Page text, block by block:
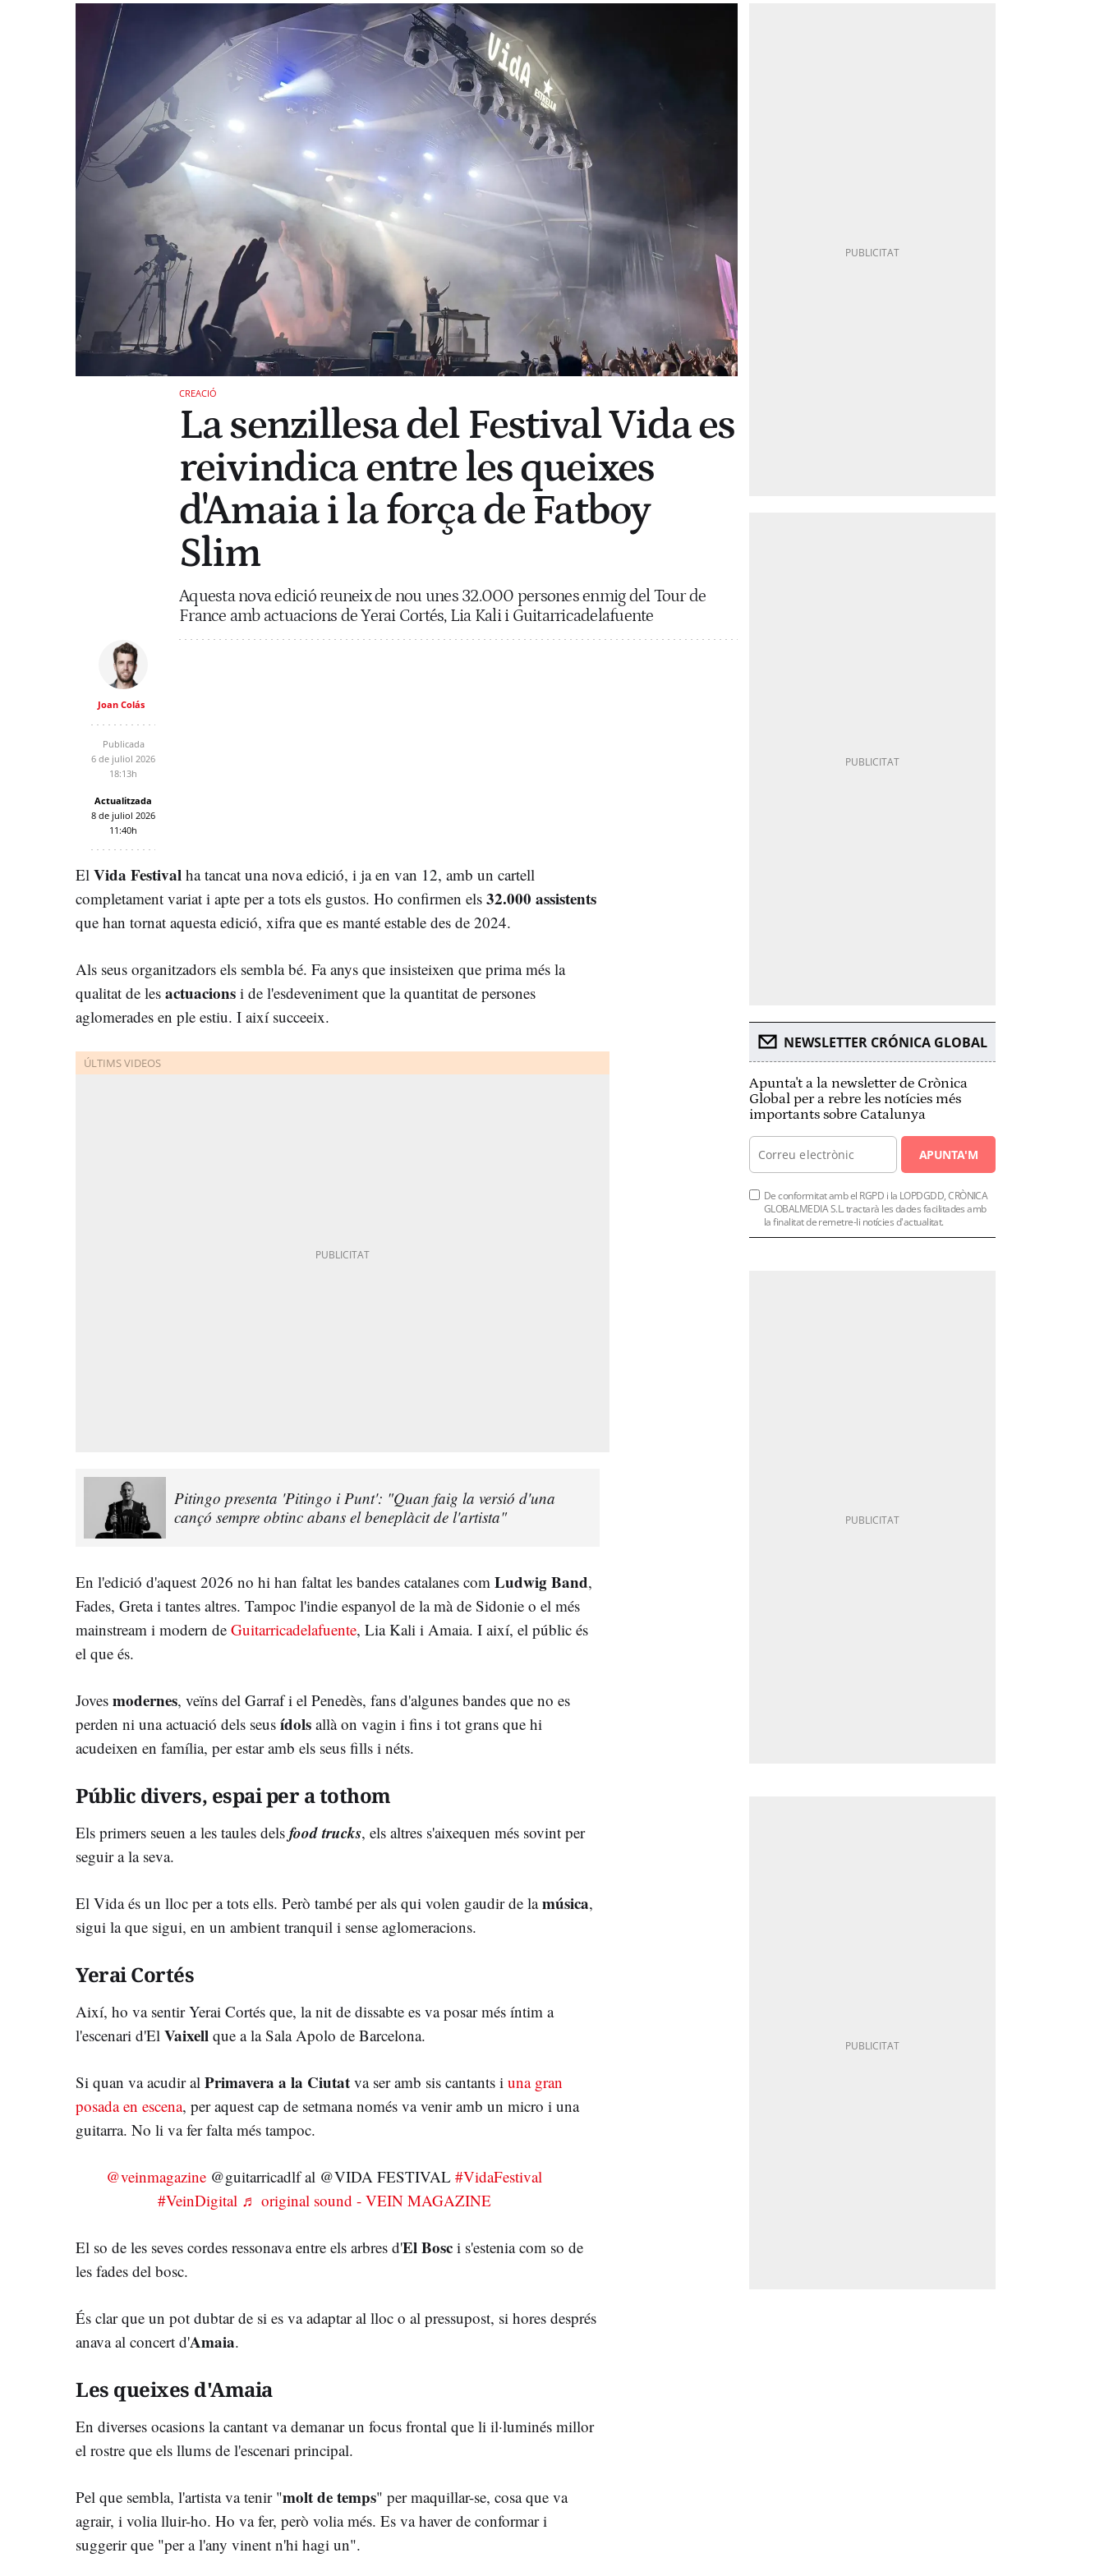
CREACIÓ
La senzillesa del Festival Vida es
reivindica entre les queixes
d'Amaia i la força de Fatboy
Slim
Aquesta nova edició reuneix de nou unes 32.000 persones enmig del Tour de
France amb actuacions de Yerai Cortés, Lia Kali i Guitarricadelafuente
Joan Colás
Publicada
6 de juliol 2026
18:13h
Actualitzada
8 de juliol 2026
11:40h
El Vida Festival ha tancat una nova edició, i ja en van 12, amb un cartell
completament variat i apte per a tots els gustos. Ho confirmen els 32.000 assistents
que han tornat aquesta edició, xifra que es manté estable des de 2024.
Als seus organitzadors els sembla bé. Fa anys que insisteixen que prima més la
qualitat de les actuacions i de l'esdeveniment que la quantitat de persones
aglomerades en ple estiu. I així succeeix.
Pitingo presenta 'Pitingo i Punt': "Quan faig la versió d'una
cançó sempre obtinc abans el beneplàcit de l'artista"
En l'edició d'aquest 2026 no hi han faltat les bandes catalanes com Ludwig Band,
Fades, Greta i tantes altres. Tampoc l'indie espanyol de la mà de Sidonie o el més
mainstream i modern de Guitarricadelafuente, Lia Kali i Amaia. I així, el públic és
el que és.
Joves modernes, veïns del Garraf i el Penedès, fans d'algunes bandes que no es
perden ni una actuació dels seus ídols allà on vagin i fins i tot grans que hi
acudeixen en família, per estar amb els seus fills i néts.
Públic divers, espai per a tothom
Els primers seuen a les taules dels food trucks, els altres s'aixequen més sovint per
seguir a la seva.
El Vida és un lloc per a tots ells. Però també per als qui volen gaudir de lamúsica,
sigui la que sigui, en un ambient tranquil i sense aglomeracions.
Yerai Cortés
Així, ho va sentir Yerai Cortés que, la nit de dissabte es va posar més íntim a
l'escenari d'El Vaixell que a la Sala Apolo de Barcelona.
Si quan va acudir al Primavera a la Ciutat va ser amb sis cantants i una gran
posada en escena, per aquest cap de setmana només va venir amb un micro i una
guitarra. No li va fer falta més tampoc.
@veinmagazine @guitarricadlf al @VIDA FESTIVAL #VidaFestival
#VeinDigital ♬ original sound - VEIN MAGAZINE
El so de les seves cordes ressonava entre els arbres d'El Bosc i s'estenia com so de
les fades del bosc.
És clar que un pot dubtar de si es va adaptar al lloc o al pressupost, si hores després
anava al concert d'Amaia.
Les queixes d'Amaia
En diverses ocasions la cantant va demanar un focus frontal que li il·luminés millor
el rostre que els llums de l'escenari principal.
Pel que sembla, l'artista va tenir "molt de temps" per maquillar-se, cosa que va
agrair, i volia lluir-ho. Ho va fer, però volia més. Es va haver de conformar i
suggerir que "per a l'any vinent n'hi hagi un".
NEWSLETTER CRÓNICA GLOBAL
Apunta't a la newsletter de Crònica
Global per a rebre les notícies més
importants sobre Catalunya
APUNTA'M
De conformitat amb el RGPD i la LOPDGDD, CRÒNICA
GLOBALMEDIA S.L. tractarà les dades facilitades amb
la finalitat de remetre-li notícies d'actualitat.